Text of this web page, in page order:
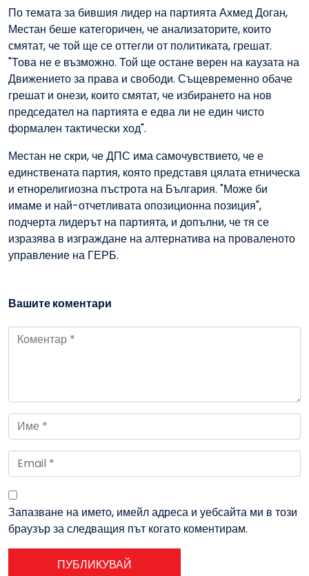
По темата за бившия лидер на партията Ахмед Доган,
Местан беше категоричен, че анализаторите, които
смятат, че той ще се оттегли от политиката, грешат.
"Това не е възможно. Той ще остане верен на каузата на
Движението за права и свободи. Същевременно обаче
грешат и онези, които смятат, че избирането на нов
председател на партията е едва ли не един чисто
формален тактически ход".
Местан не скри, че ДПС има самочувствието, че е
единствената партия, която представя цялата етническа
и етнорелигиозна пъстрота на България. "Може би
имаме и най-отчетливата опозиционна позиция",
подчерта лидерът на партията, и допълни, че тя се
изразява в изграждане на алтернатива на проваленото
управление на ГЕРБ.
Вашите коментари
Запазване на името, имейл адреса и уебсайта ми в този
браузър за следващия път когато коментирам.